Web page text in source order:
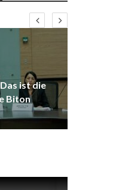
ist die
Biton